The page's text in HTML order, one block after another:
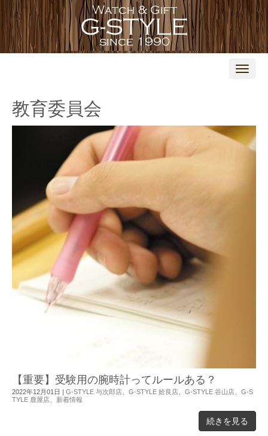
N
t
o
教育委員会
【重要】受験用の腕時計ってルールある？
2022年12月01日 | G-STYLE 与次郎店 G-STYLE 姶良店 G-STYLE 谷山店
G-S
TYLE 鹿屋店
新着情報
続きを見る